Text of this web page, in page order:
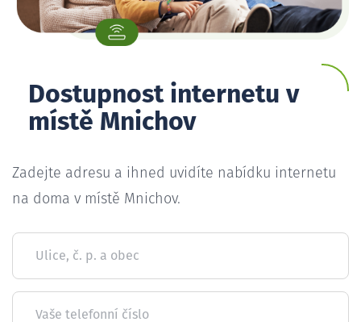
Dostupnost internetu v
místě Mnichov
Zadejte adresu a ihned uvidíte nabídku internetu
na doma v místě Mnichov.
Ulice, č. p. a obec
Vaše telefonní číslo